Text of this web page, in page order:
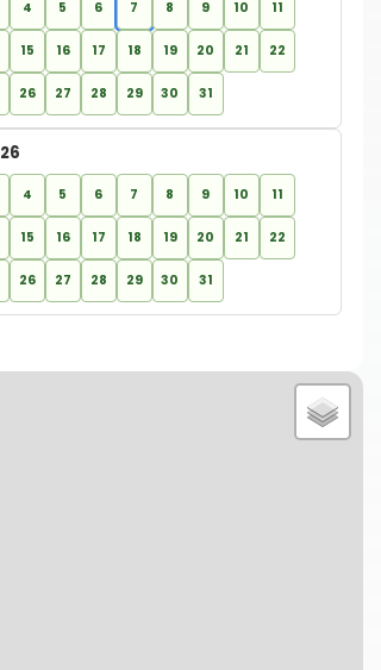
4 5 6 7 8 9 10 11
15 16 17 18 19 20 21 22
26 27 28 29 30 31
4 5 6 7 8 9 10 11
15 16 17 18 19 20 21 22
26 27 28 29 30 31